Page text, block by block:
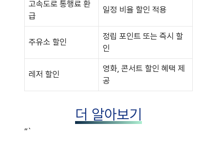
고속도로 통행료 환
급
일정 비율 할인 적용
주유소 할인
정립 포인트 또는 즉시 할
인
레저 할인
영화, 콘서트 할인 혜택 제
공
더 알아보기
“`